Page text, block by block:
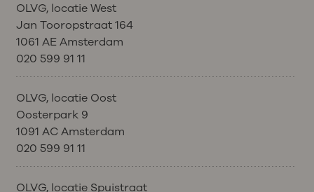
OLVG, locatie West
Jan Tooropstraat 164
1061 AE Amsterdam
020 599 91 11
OLVG, locatie Oost
Oosterpark 9
1091 AC Amsterdam
020 599 91 11
OLVG, locatie Spuistraat